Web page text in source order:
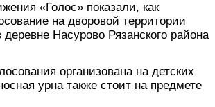
«Голос» показали, как
на дворовой территории
деревне Насурово Рязанского района
организована на детских
урна также стоит на предмете